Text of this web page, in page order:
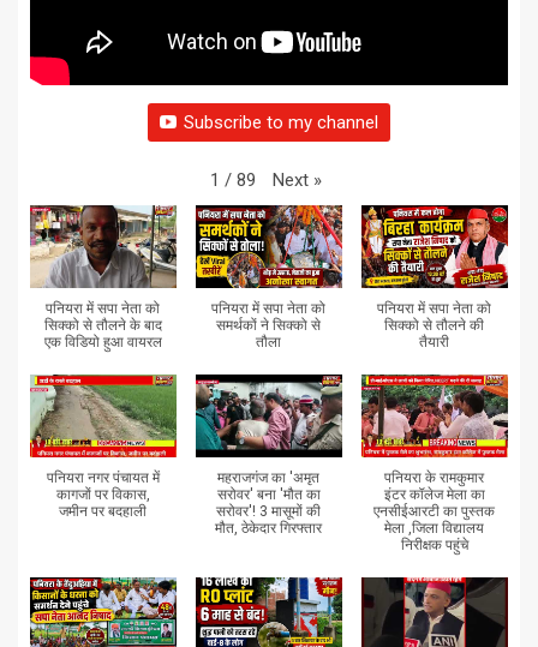
Subscribe to my channel
1 / 89 Next »
पनियरा में सपा नेता को
सिक्को से तौलने के बाद
एक विडियो हुआ वायरल
पनियरा में सपा नेता को
समर्थकों ने सिक्को से
तौला
पनियरा में सपा नेता को
सिक्को से तौलने की
तैयारी
पनियरा नगर पंचायत में
कागजों पर विकास,
जमीन पर बदहाली
महराजगंज का 'अमृत
सरोवर' बना 'मौत का
सरोवर'! 3 मासूमों की
मौत, ठेकेदार गिरफ्तार
पनियरा के रामकुमार
इंटर कॉलेज मेला का
एनसीईआरटी का पुस्तक
मेला ,जिला विद्यालय
निरीक्षक पहुंचे